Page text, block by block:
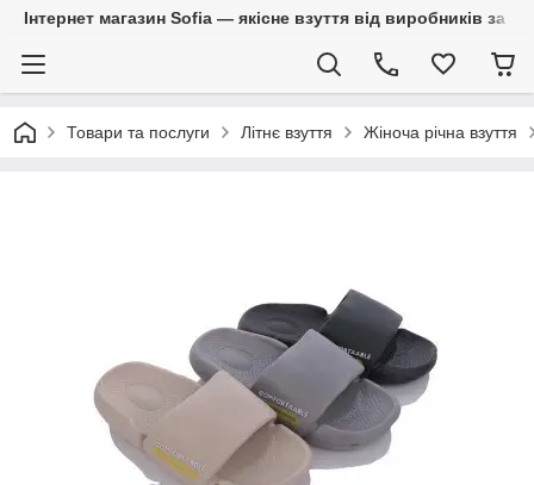
Інтернет магазин Sofia — якісне взуття від виробників за
Товари та послуги Літнє взуття Жіноча річна взуття